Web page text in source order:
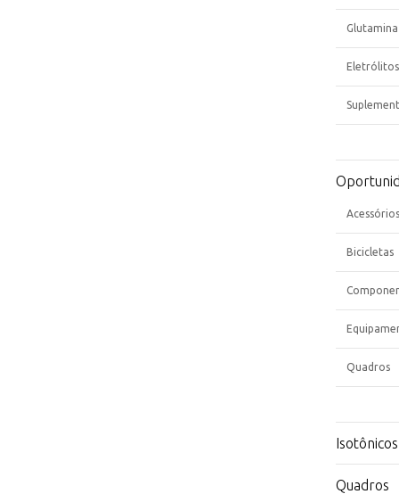
Glutamina
Eletrólitos
Acessórios
Bicicletas
Quadros
Isotônicos
Quadros